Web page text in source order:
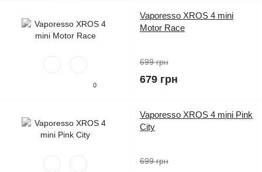
0
Vaporesso XROS 4 mini
Motor Race
699 грн
679 грн
Vaporesso XROS 4 mini Pink
City
699 грн